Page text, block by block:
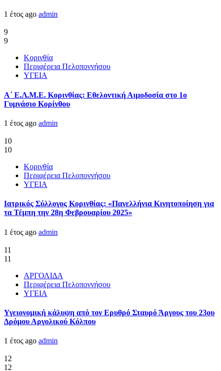
1 έτος ago admin
9
9
Κορινθία
Περιφέρεια Πελοποννήσου
ΥΓΕΙΑ
Α΄ Ε.Λ.Μ.Ε. Κορινθίας: Εθελοντική Αιμοδοσία στο 1ο
Γυμνάσιο Κορίνθου
1 έτος ago admin
10
10
Κορινθία
Περιφέρεια Πελοποννήσου
ΥΓΕΙΑ
Ιατρικός Σύλλογος Κορινθίας: «Πανελλήνια Κινητοποίηση για
τα Τέμπη την 28η Φεβρουαρίου 2025»
1 έτος ago admin
11
11
ΑΡΓΟΛΙΔΑ
Περιφέρεια Πελοποννήσου
ΥΓΕΙΑ
Υγειονομική κάλυψη από τον Ερυθρό Σταυρό Άργους του 23ου
Δρόμου Αργολικού Κόλπου
1 έτος ago admin
12
12